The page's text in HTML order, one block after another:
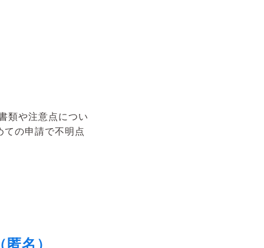
類や注意点につい
ての申請で不明点
名）